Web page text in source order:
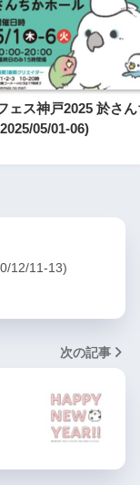
ェス神戸2025 於さ
05/01-06)
12/11-13)
次の記事